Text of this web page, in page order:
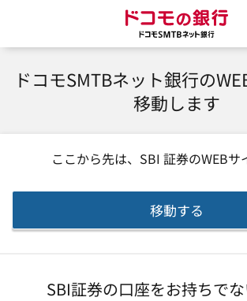
ドコモSMTBネット銀行の
移動します
ここから先は、 SBI 証券のWEBサ
移動する
SBI証券の口座をお持ちで